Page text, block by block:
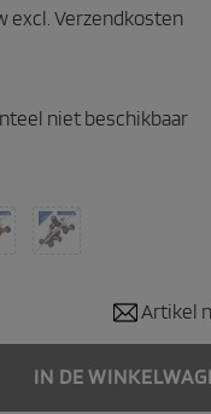
excl. Verzendkosten
niet beschikbaar
Artikel
IN DE